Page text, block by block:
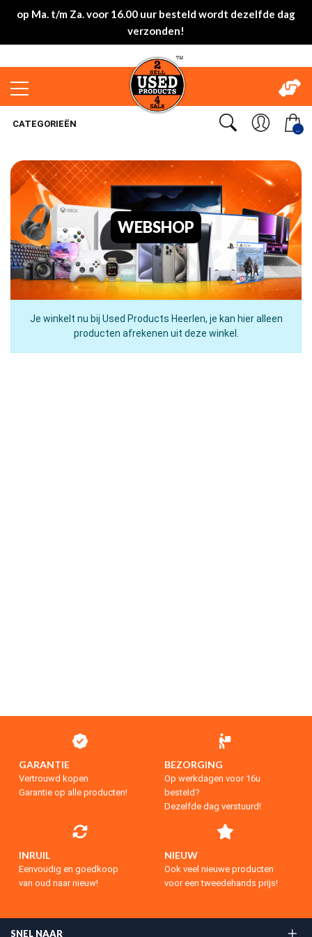
op Ma. t/m Za. voor 16.00 uur besteld wordt dezelfde dag
verzonden!
..
CATEGORIEËN
WEBSHOP
Je winkelt nu bij Used Products Heerlen, je kan hier alleen
producten afrekenen uit deze winkel.
GARANTIE
Vertrouwd kopen
Garantie op alle producten!
BEZORGING
Op werkdagen voor 16u
besteld?
Dezelfde dag verstuurd!
INRUIL
Eenvoudig en goedkoop
van oud naar nieuw!
NIEUW
Ook veel nieuwe producten
voor een tweedehands prijs!
SNEL NAAR